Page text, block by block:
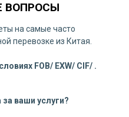
ВОПРОСЫ
на самые часто
перевозке из Китая.
FOB/ EXW/ CIF/ .
ваши услуги?